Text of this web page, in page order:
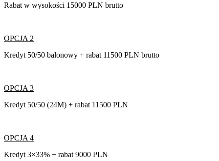
Rabat w wysokości 15000 PLN brutto
OPCJA 2
Kredyt 50/50 balonowy + rabat 11500 PLN brutto
OPCJA 3
Kredyt 50/50 (24M) + rabat 11500 PLN
OPCJA 4
Kredyt 3×33% + rabat 9000 PLN